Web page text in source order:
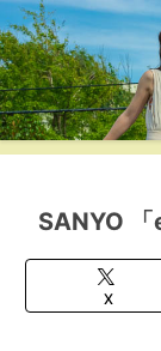
SANYO 「
X